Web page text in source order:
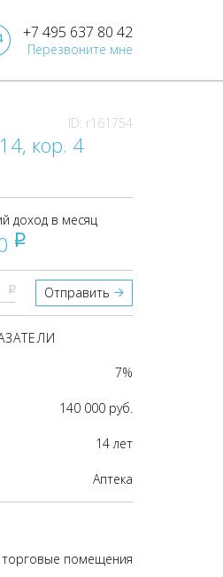
+7 495 637 80 42
Перезвоните мне
ID: r161754
кор. 4
доход в месяц
pуб
pуб Отправить
7%
140 000 руб.
14 лет
Аптека
торговые помещения